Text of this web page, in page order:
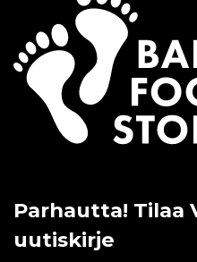
Parhautta! Tilaa
uutiskirje